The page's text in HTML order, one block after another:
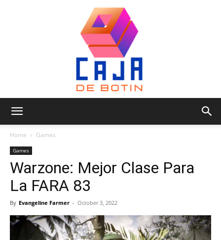
de
Home Games
Games
Warzone: Mejor Clase Para
La FARA 83
By Evangeline Farmer - October 3, 2022